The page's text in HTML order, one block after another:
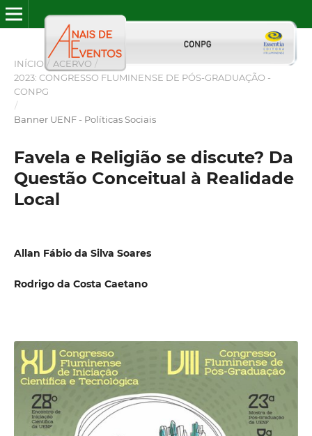
INÍCIO / ACERVO /
2023: CONGRESSO FLUMINENSE DE PÓS-GRADUAÇÃO -
CONPG
/
Banner UENF - Políticas Sociais
Favela e Religião se discute? Da
Questão Conceitual à Realidade
Local
Allan Fábio da Silva Soares
Rodrigo da Costa Caetano